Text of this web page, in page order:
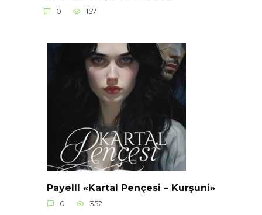
0 157
Payelll «Kartal Pençesi – Kurşuni»
0 352